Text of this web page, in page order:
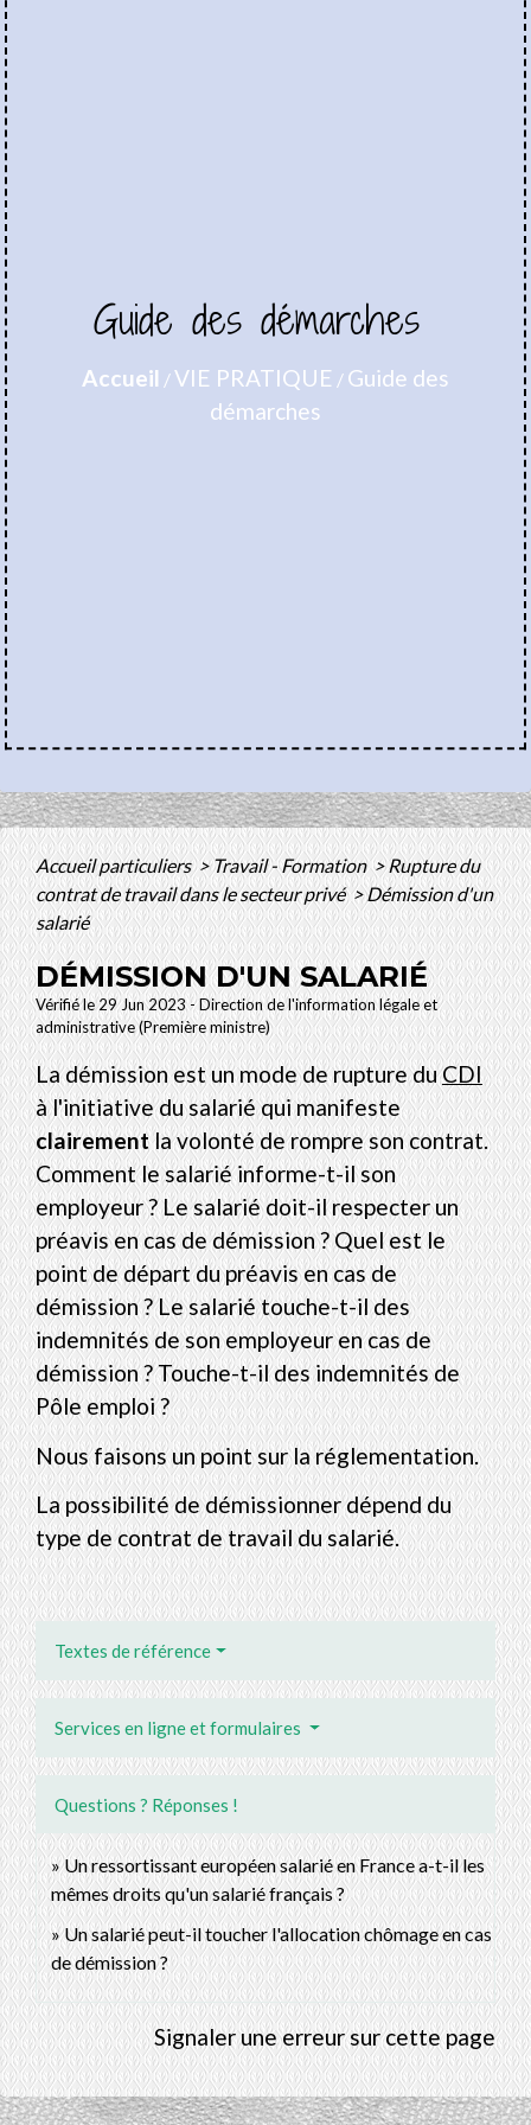
Guide des démarches
Accueil /VIE PRATIQUE / Guide des
démarches
Accueil particuliers> Travail - Formation > Rupture du
contrat de travail dans le secteur privé >Démission d'un
salarié
DÉMISSION D'UN SALARIÉ
Vérifié le 29 Jun 2023 - Direction de l'information légale et
administrative (Première ministre)
La démission est un mode de rupture duCDI
à l'initiative du salarié qui manifeste
clairementla volonté de rompre son contrat.
Comment le salarié informe-t-il son
employeur ? Le salarié doit-il respecter un
préavis en cas de démission ? Quel est le
point de départ du préavis en cas de
démission ? Le salarié touche-t-il des
indemnités de son employeur en cas de
démission ? Touche-t-il des indemnités de
Pôle emploi ?
Nous faisons un point sur la réglementation.
La possibilité de démissionner dépend du
type de contrat de travail du salarié.
Textes de référence
Services en ligne et formulaires
Questions ? Réponses !
Un ressortissant européen salarié en France a-t-il les
mêmes droits qu'un salarié français ?
Un salarié peut-il toucher l'allocation chômage en cas
de démission ?
Signaler une erreur sur cette page